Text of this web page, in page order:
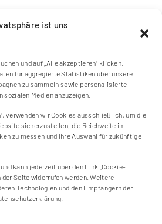
ist uns
und auf „Alle akzeptieren“ klicken,
für aggregierte Statistiken über unsere
zu sammeln sowie personalisierte
Medien anzuzeigen.
verwenden wir Cookies ausschließlich, um die
sicherzustellen, die Reichweite im
zu messen und Ihre Auswahl für zukünftige
kann jederzeit über den Link „Cookie-
Seite widerrufen werden. Weitere
Technologien und den Empfängern der